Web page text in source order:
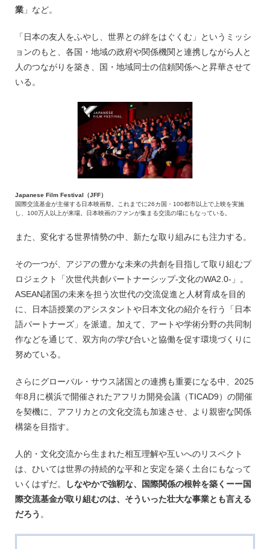
業 」など。
「日本の友人をふやし、世界との絆をはぐくむ」というミッシ
ョンのもと、各国・地域の政府や関係機関と連携しながら人と
人のつながりを築き、国・地域同士の信頼関係へと昇華させて
いる。
Japanese Film Festival（JFF）
国際交流基金が主催する日本映画祭。これまでに26カ国・100都市以上で上映を実施
し、100万人以上が来場。日本映画のファンが集まる交流の場にもなっている。
また、変化する世界情勢の中、新たな取り組みにも注力する。
その一つが、アジアの豊かな未来の共創を目指して取り組むプ
ロジェクト「次世代共創パートナーシップ-文化のWA2.0-」。
ASEAN諸国の未来を担う次世代の交流促進と人材育成を目的
に、日本語授業のアシスタントや日本文化の紹介を行う「日本
語パートナーズ」を派遣。加えて、アートや学術分野の共同制
作などを通じて、双方向の学び合いと協働を促す環境づくりに
努めている。
さらにグローバル・サウス諸国との連携も重要になる中、2025
年8月に横浜で開催されたアフリカ開発会議（TICAD9）の開催
を契機に、アフリカとの文化交流も加速させ、より親密な関係
構築を目指す。
人的・文化交流から生まれた相互理解や互いへのリスペクト
は、ひいては世界の持続的な平和と安定を築く土台にもなって
いくはずだ。
しなやかで強靭な、国際関係の根幹を築くーー国
際交流基金が取り組むのは、そういった壮大な事業とも言える
だろう 。